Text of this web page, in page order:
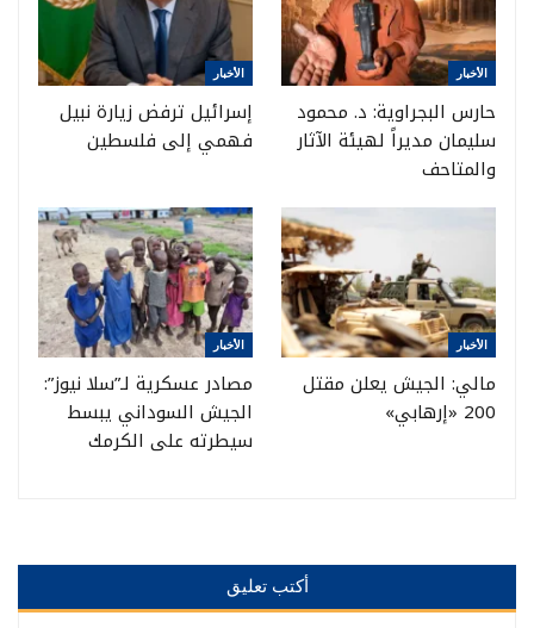
الأخبار
حارس البجراوية: د. محمود
سليمان مديراً لهيئة الآثار
والمتاحف
الأخبار
إسرائيل ترفض زيارة نبيل
فهمي إلى فلسطين
الأخبار
مالي: الجيش يعلن مقتل
200 «إرهابي»
الأخبار
مصادر عسكرية لـ”سلا نيوز”:
الجيش السوداني يبسط
سيطرته على الكرمك
أكتب تعليق